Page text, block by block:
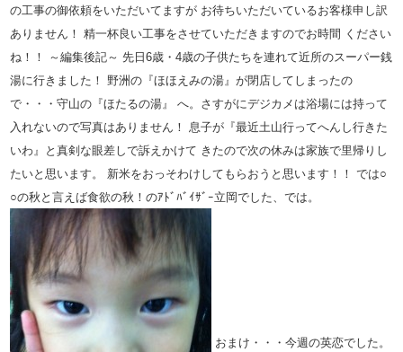
の工事の御依頼をいただいてますが お待ちいただいているお客様申し訳
ありません！
精一杯良い工事をさせていただきますのでお時間 ください
ね！！
～編集後記～ 先日6歳・4歳の子供たちを連れて近所のスーパー銭
湯に行きました！
野洲の『ほほえみの湯』が閉店してしまったの
で・・・守山の『ほたるの湯』
へ。さすがにデジカメは浴場には持って
入れないので写真はありません！
息子が『最近土山行ってへんし行きた
いわ』と真剣な眼差しで訴えかけて きたので次の休みは家族で里帰りし
たいと思います。
新米をおっそわけしてもらおうと思います！！
では○
○の秋と言えば食欲の秋！のｱﾄﾞﾊﾞｲｻﾞｰ立岡でした、では。
おまけ・・・今週の英恋でした。